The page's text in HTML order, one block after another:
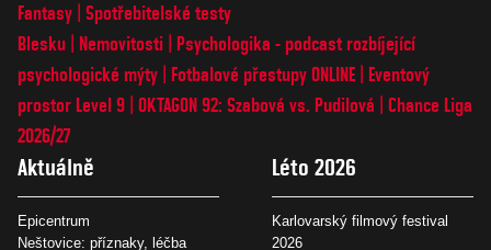
Fantasy Spotřebitelské testy
Blesku
Nemovitosti
Psychologika - podcast rozbíjející
psychologické mýty
Fotbalové přestupy ONLINE
Eventový
prostor Level 9 OKTAGON 92: Szabová vs. Pudilová
Chance Liga
2026/27
Aktuálně
Epicentrum
Neštovice: příznaky, léčba
Léto 2026
Karlovarský filmový festival
2026